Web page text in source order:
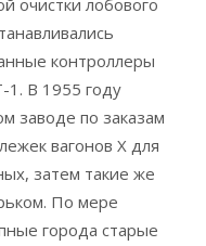
очистки лобового
контроллеры
1. В 1955 году
заводе по заказам
вагонов Х для
затем такие же
По мере
города старые